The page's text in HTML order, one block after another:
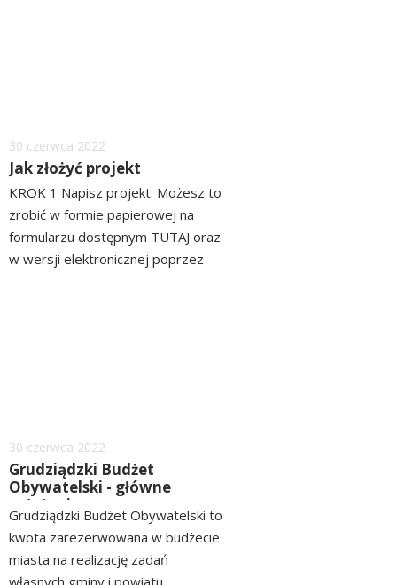
Dodano
30 czerwca 2022
Jak złożyć projekt
KROK 1 Napisz projekt. Możesz to
zrobić w formie papierowej na
formularzu dostępnym TUTAJ oraz
w wersji elektronicznej poprzez
Dodano
30 czerwca 2022
Grudziądzki Budżet
Obywatelski - główne
założenia
Grudziądzki Budżet Obywatelski to
kwota zarezerwowana w budżecie
miasta na realizację zadań
własnych gminy i powiatu,